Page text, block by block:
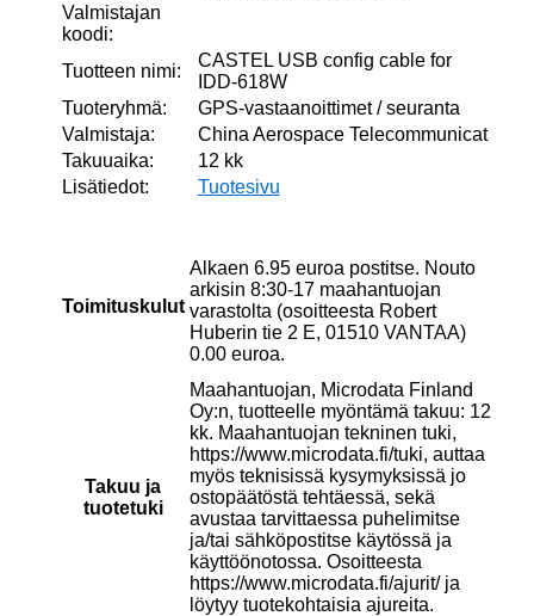
Valmistajan
koodi:
Tuotteen nimi:
CASTEL USB config cable for
IDD-618W
Tuoteryhmä:
GPS-vastaanoittimet / seuranta
Valmistaja:
China Aerospace Telecommunicat
Takuuaika:
12 kk
Lisätiedot:
Tuotesivu
Toimituskulut
Alkaen 6.95 euroa postitse. Nouto
arkisin 8:30-17 maahantuojan
varastolta (osoitteesta Robert
Huberin tie 2 E, 01510 VANTAA)
0.00 euroa.
Takuu ja
tuotetuki
Maahantuojan, Microdata Finland
Oy:n, tuotteelle myöntämä takuu: 12
kk. Maahantuojan tekninen tuki,
https://www.microdata.fi/tuki, auttaa
myös teknisissä kysymyksissä jo
ostopäätöstä tehtäessä, sekä
avustaa tarvittaessa puhelimitse
ja/tai sähköpostitse käytössä ja
käyttöönotossa. Osoitteesta
https://www.microdata.fi/ajurit/ ja
löytyy tuotekohtaisia ajureita.